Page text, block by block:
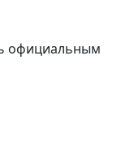
официальным